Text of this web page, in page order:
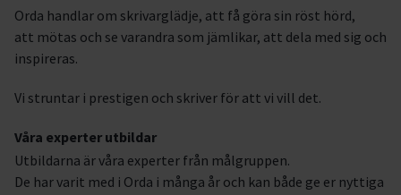
Orda handlar om skrivarglädje, att få göra sin röst hörd,
att mötas och se varandra som jämlikar, att dela med sig och
inspireras.
Vi struntar i prestigen och skriver för att vi vill det.
Våra experter utbildar
Utbildarna är våra experter från målgruppen.
De har varit med i Orda i många år och kan både ge er nyttiga